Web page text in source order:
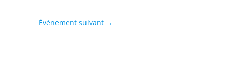
Évènement suivant →